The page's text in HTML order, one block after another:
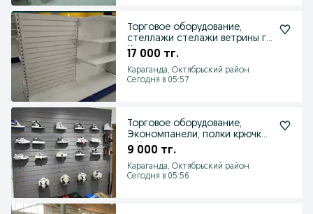
Торговое оборудование,
стеллажи стелажи ветрины г.
Караганда
17 000 тг.
Караганда, Октябрьский район
Сегодня в 05:57
Торговое оборудование,
Экономпанели, полки крючки
г. Караганда
9 000 тг.
Караганда, Октябрьский район
Сегодня в 05:56